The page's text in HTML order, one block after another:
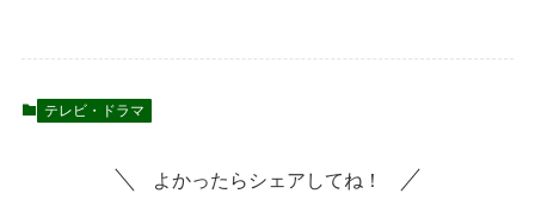
テレビ・ドラマ
よかったらシェアしてね！